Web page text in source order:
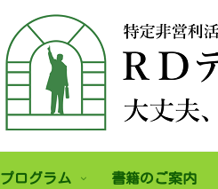
プログラム 書籍のご案内